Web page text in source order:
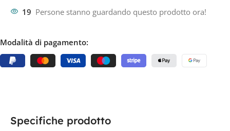
19 Persone stanno guardando questo prodotto ora!
Modalità di pagamento:
Specifiche prodotto